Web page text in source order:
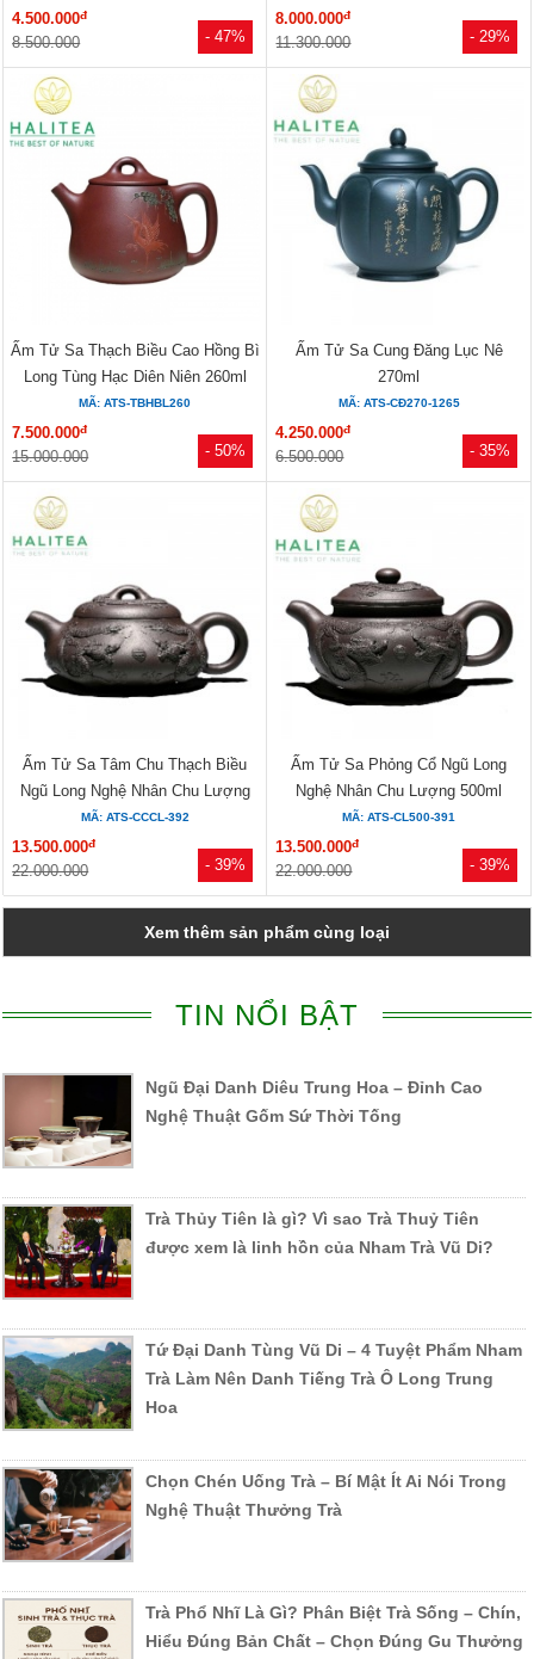
- 47%
4.500.000đ
8.500.000 - 29%
8.000.000đ
11.300.000
- 50%
Ấm Tử Sa Thạch Biều Cao Hồng Bì
Long Tùng Hạc Diên Niên 260ml
MÃ: ATS-TBHBL260
7.500.000đ
15.000.000 - 35%
Ấm Tử Sa Cung Đăng Lục Nê
270ml
MÃ: ATS-CĐ270-1265
4.250.000đ
6.500.000
- 39%
Ấm Tử Sa Tâm Chu Thạch Biều
Ngũ Long Nghệ Nhân Chu Lượng
280ml
MÃ: ATS-CCCL-392
13.500.000đ
22.000.000 - 39%
Ấm Tử Sa Phỏng Cổ Ngũ Long
Nghệ Nhân Chu Lượng 500ml
MÃ: ATS-CL500-391
13.500.000đ
22.000.000
Xem thêm sản phẩm cùng loại
TIN NỔI BẬT
Ngũ Đại Danh Diêu Trung Hoa – Đỉnh Cao
Nghệ Thuật Gốm Sứ Thời Tống
Trà Thủy Tiên là gì? Vì sao Trà Thuỷ Tiên
được xem là linh hồn của Nham Trà Vũ Di?
Tứ Đại Danh Tùng Vũ Di – 4 Tuyệt Phẩm Nham
Trà Làm Nên Danh Tiếng Trà Ô Long Trung
Hoa
Chọn Chén Uống Trà – Bí Mật Ít Ai Nói Trong
Nghệ Thuật Thưởng Trà
Trà Phổ Nhĩ Là Gì? Phân Biệt Trà Sống – Chín,
Hiểu Đúng Bản Chất – Chọn Đúng Gu Thưởng